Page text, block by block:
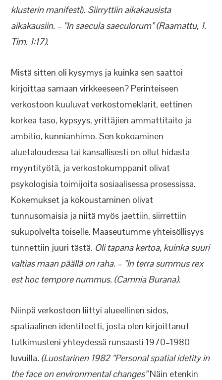
klusterin manifesti). Siirryttiin aikakausista
aikakausiin. – ”In saecula saeculorum” (Raamattu, 1.
Tim. 1:17).
Mistä sitten oli kysymys ja kuinka sen saattoi
kirjoittaa samaan virkkeeseen? Perinteiseen
verkostoon kuuluvat verkostomeklarit, eettinen
korkea taso, kypsyys, yrittäjien ammattitaito ja
ambitio, kunnianhimo. Sen kokoaminen
aluetaloudessa tai kansallisesti on ollut hidasta
myyntityötä, ja verkostokumppanit olivat
psykologisia toimijoita sosiaalisessa prosessissa.
Kokemukset ja kokoustaminen olivat
tunnusomaisia ja niitä myös jaettiin, siirrettiin
sukupolvelta toiselle. Maaseutumme yhteisöllisyys
tunnettiin juuri tästä. Oli tapana kertoa, kuinka suuri
valtias maan päällä on raha. – ”In terra summus rex
est hoc tempore nummus. (Camnia Burana).
Niinpä verkostoon liittyi alueellinen sidos,
spatiaalinen identiteetti, josta olen kirjoittanut
tutkimusteni yhteydessä runsaasti 1970–1980
luvuilla. (Luostarinen 1982 ”Personal spatial idetity in
the face on environmental changes”Näin etenkin